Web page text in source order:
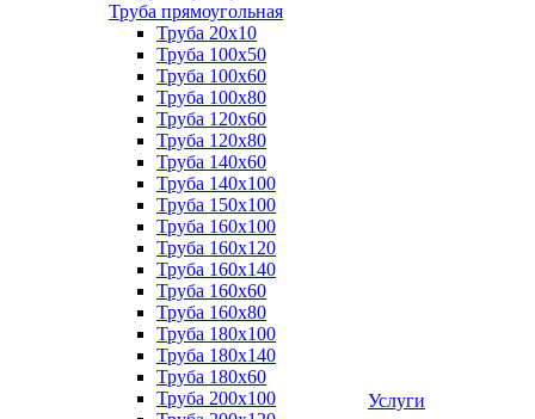
Труба прямоугольная
Труба 20x10
Труба 100x50
Труба 100x60
Труба 100x80
Труба 120x60
Труба 120x80
Труба 140x60
Труба 140x100
Труба 150x100
Труба 160x100
Труба 160x120
Труба 160x140
Труба 160x60
Труба 160x80
Труба 180x100
Труба 180x140
Труба 180x60
Труба 200x100
Услуги